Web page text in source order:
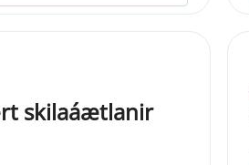
skilaáætlanir